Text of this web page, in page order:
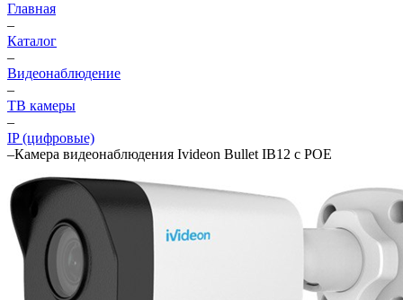
Главная
–
Каталог
–
Видеонаблюдение
–
ТВ камеры
–
IP (цифровые)
–Камера видеонаблюдения Ivideon Bullet IB12 c POE